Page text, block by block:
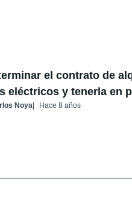
el contrato de
eléctricos y tenerla en
Noya Hace 8 años